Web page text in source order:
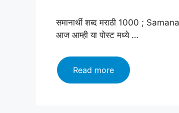
समानार्थी शब्द मराठी 1000 ;
आज आम्ही या पोस्ट मध्ये …
Read more[1000+]
समानार्थी